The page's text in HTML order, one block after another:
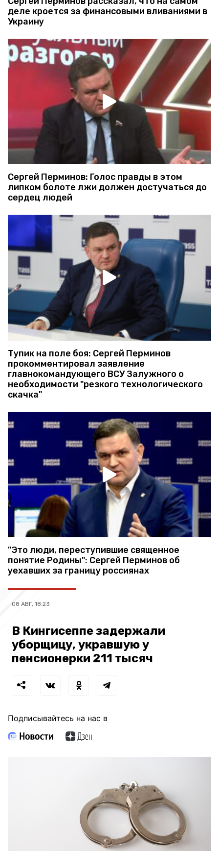
деле кроется за финансовыми вливаниями в
Украину
Сергей Перминов: Голос правды в этом
липком болоте лжи должен достучаться до
сердец людей
Тупик на поле боя: Сергей Перминов
прокомментировал заявление
главнокомандующего ВСУ Залужного о
необходимости "резкого технологического
скачка"
"Это люди, переступившие священное
понятие Родины": Сергей Перминов об
уехавших за границу россиянах
08 АВГ, 18:23
В Кингисеппе задержали
уборщицу, укравшую у
пенсионерки 211 тысяч
Подписывайтесь на нас в